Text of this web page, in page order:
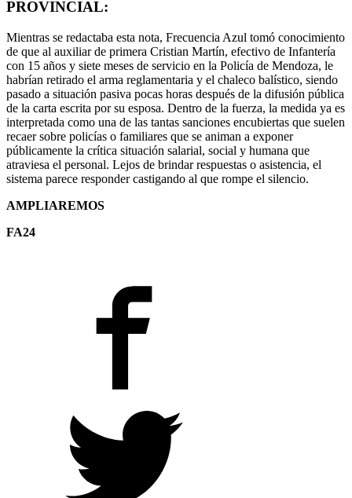
PROVINCIAL:
Mientras se redactaba esta nota, Frecuencia Azul tomó conocimiento
de que al auxiliar de primera Cristian Martín, efectivo de Infantería
con 15 años y siete meses de servicio en la Policía de Mendoza, le
habrían retirado el arma reglamentaria y el chaleco balístico, siendo
pasado a situación pasiva pocas horas después de la difusión pública
de la carta escrita por su esposa. Dentro de la fuerza, la medida ya es
interpretada como una de las tantas sanciones encubiertas que suelen
recaer sobre policías o familiares que se animan a exponer
públicamente la crítica situación salarial, social y humana que
atraviesa el personal. Lejos de brindar respuestas o asistencia, el
sistema parece responder castigando al que rompe el silencio.
AMPLIAREMOS
FA24